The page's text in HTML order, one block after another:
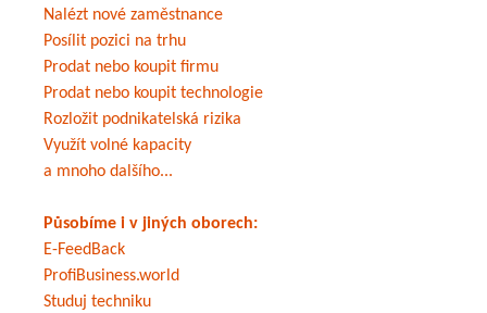
Nalézt nové zaměstnance
Posílit pozici na trhu
Prodat nebo koupit firmu
Prodat nebo koupit technologie
Rozložit podnikatelská rizika
Využít volné kapacity
a mnoho dalšího...
Působíme i v jiných oborech:
E-FeedBack
ProfiBusiness.world
Studuj techniku